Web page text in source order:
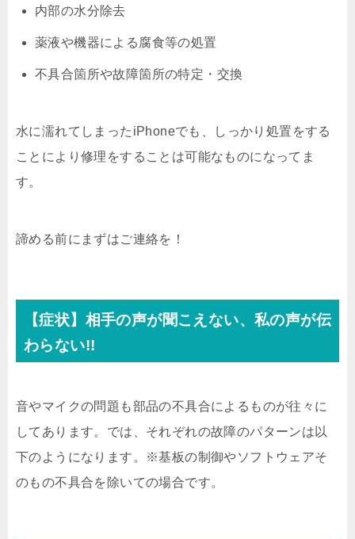
内部の水分除去
薬液や機器による腐食等の処置
不具合箇所や故障箇所の特定・交換
水に濡れてしまったiPhoneでも、しっかり処置をする
ことにより修理をすることは可能なものになってま
す。
諦める前にまずはご連絡を！
【症状】相手の声が聞こえない、私の声が伝
わらない!!
音やマイクの問題も部品の不具合によるものが往々に
してあります。では、それぞれの故障のパターンは以
下のようになります。※基板の制御やソフトウェアそ
のもの不具合を除いての場合です。